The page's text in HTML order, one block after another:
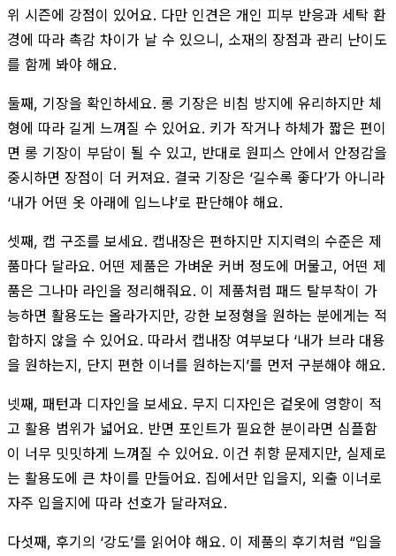
위 시즌에 강점이 있어요. 다만 인견은 개인 피부 반응과 세탁 환
경에 따라 촉감 차이가 날 수 있으니, 소재의 장점과 관리 난이도
를 함께 봐야 해요.
둘째, 기장을 확인하세요. 롱 기장은 비침 방지에 유리하지만 체
형에 따라 길게 느껴질 수 있어요. 키가 작거나 하체가 짧은 편이
면 롱 기장이 부담이 될 수 있고, 반대로 원피스 안에서 안정감을
중시하면 장점이 더 커져요. 결국 기장은 ‘길수록 좋다’가 아니라
‘내가 어떤 옷 아래에 입느냐’로 판단해야 해요.
셋째, 캡 구조를 보세요. 캡내장은 편하지만 지지력의 수준은 제
품마다 달라요. 어떤 제품은 가벼운 커버 정도에 머물고, 어떤 제
품은 그나마 라인을 정리해줘요. 이 제품처럼 패드 탈부착이 가
능하면 활용도는 올라가지만, 강한 보정형을 원하는 분에게는 적
합하지 않을 수 있어요. 따라서 캡내장 여부보다 ‘내가 브라 대용
을 원하는지, 단지 편한 이너를 원하는지’를 먼저 구분해야 해요.
넷째, 패턴과 디자인을 보세요. 무지 디자인은 겉옷에 영향이 적
고 활용 범위가 넓어요. 반면 포인트가 필요한 분이라면 심플함
이 너무 밋밋하게 느껴질 수 있어요. 이건 취향 문제지만, 실제로
는 활용도에 큰 차이를 만들어요. 집에서만 입을지, 외출 이너로
자주 입을지에 따라 선호가 달라져요.
다섯째, 후기의 ‘강도’를 읽어야 해요. 이 제품의 후기처럼 “입을